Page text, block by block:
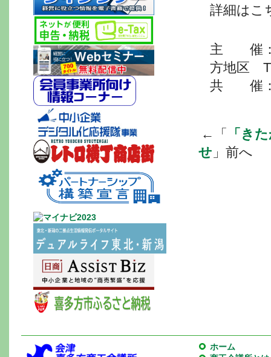
詳細は
主 催：
方地区
共 催：
←「
「き
せ 」前
ホーム